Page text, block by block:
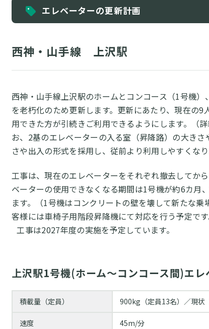
エレベーターの更新計画
西神・山手線 上沢駅
⻄神・⼭⼿線上沢駅のホームとコンコース（1号機
を⽼朽化のため更新します。更新にあたり、現在の
用できた方が引続きご利用できるようにします。（
お、2基のエレベーターの入る室（昇降路）の大き
さや出入の形式を採用し、従前より利用しやすくなり
⼯事は、現在のエレベーターをそれぞれ撤去してか
ベーターの使⽤できなくなる期間は1号機が約6カ月
ます。（1号機はコンクリートの壁を壊して新たな
客様には⾞椅⼦⽤階段昇降機にて対応を⾏う予定です
⼯事は2027年度の実施を予定しています。
上沢駅1号機(ホーム～コンコース間)エ
積載量（定員） 900kg（定員13名）／現状
速度 45m/分